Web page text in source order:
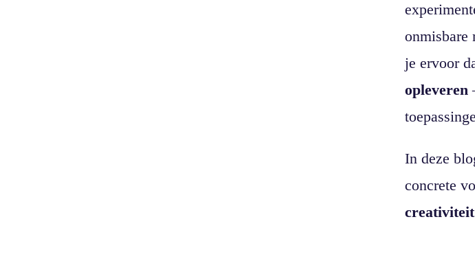
je ervoor
opleveren
In deze
concrete